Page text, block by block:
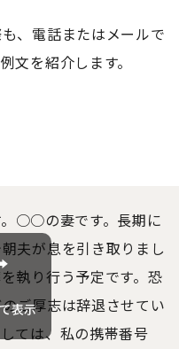
、電話またはメールで
文を紹介します。
。○○の妻です。長期に
夫が息を引き取りまし
執り行う予定です。恐
ご厚志は辞退させてい
ては、私の携帯番号